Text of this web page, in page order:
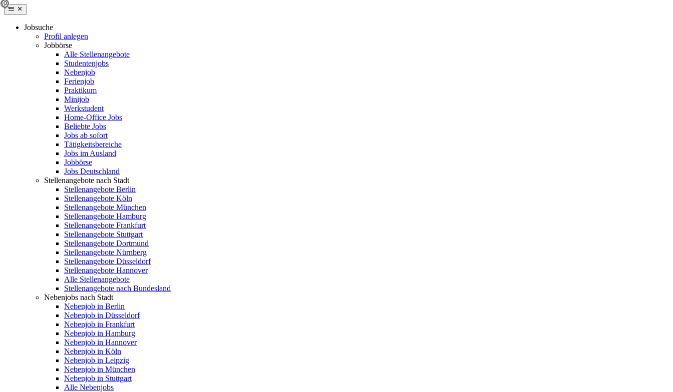
Jobsuche
Profil anlegen
Jobbörse
Alle Stellenangebote
Studentenjobs
Nebenjob
Ferienjob
Praktikum
Minijob
Werkstudent
Home-Office Jobs
Beliebte Jobs
Jobs ab sofort
Tätigkeitsbereiche
Jobs im Ausland
Jobbörse
Jobs Deutschland
Stellenangebote nach Stadt
Stellenangebote Berlin
Stellenangebote Köln
Stellenangebote München
Stellenangebote Hamburg
Stellenangebote Frankfurt
Stellenangebote Stuttgart
Stellenangebote Dortmund
Stellenangebote Nürnberg
Stellenangebote Düsseldorf
Stellenangebote Hannover
Alle Stellenangebote
Stellenangebote nach Bundesland
Nebenjobs nach Stadt
Nebenjob in Berlin
Nebenjob in Düsseldorf
Nebenjob in Frankfurt
Nebenjob in Hamburg
Nebenjob in Hannover
Nebenjob in Köln
Nebenjob in Leipzig
Nebenjob in München
Nebenjob in Stuttgart
Alle Nebenjobs